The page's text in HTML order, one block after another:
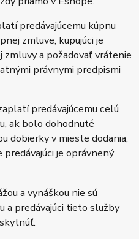
predávajúcemu kúpnu
zmluve, kupujúci je
a požadovať vrátenie
právnymi predpismi
predávajúcemu celú
ak bolo dohodnuté
dobierky v mieste dodania,
je oprávnený
a vynáškou nie sú
a predávajúci tieto služby